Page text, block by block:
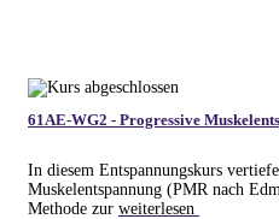
61AE-WG2 - Progressive
In diesem Entspannungskurs
Muskelentspannung (PMR nach
Methode zur weiterlesen